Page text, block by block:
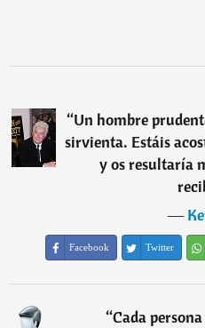
“Un hombre
sirvienta. Estáis
y os resultaría
―
Facebook Twitter
“Cada